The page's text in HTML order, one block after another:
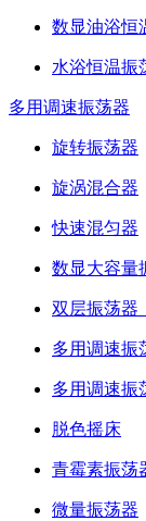
数显油浴恒
水浴恒温振
多用调速振荡器
旋转振荡器
旋涡混合器
快速混匀器
数显大容量
双层振荡器
多用调速振
多用调速振
脱色摇床
青霉素振荡
微量振荡器